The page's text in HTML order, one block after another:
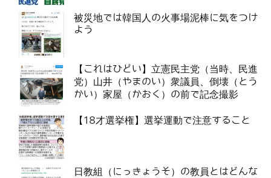
被災地では韓国人の火事場泥棒に気をつけ
よう
【これはひどい】立憲民主党（当時、民進
党）山井（やまのい）衆議員、倒壊（とう
かい）家屋（かおく）の前で記念撮影
【18才選挙権】選挙運動で注意すること
日教組（にっきょうそ）の教員とはどんな